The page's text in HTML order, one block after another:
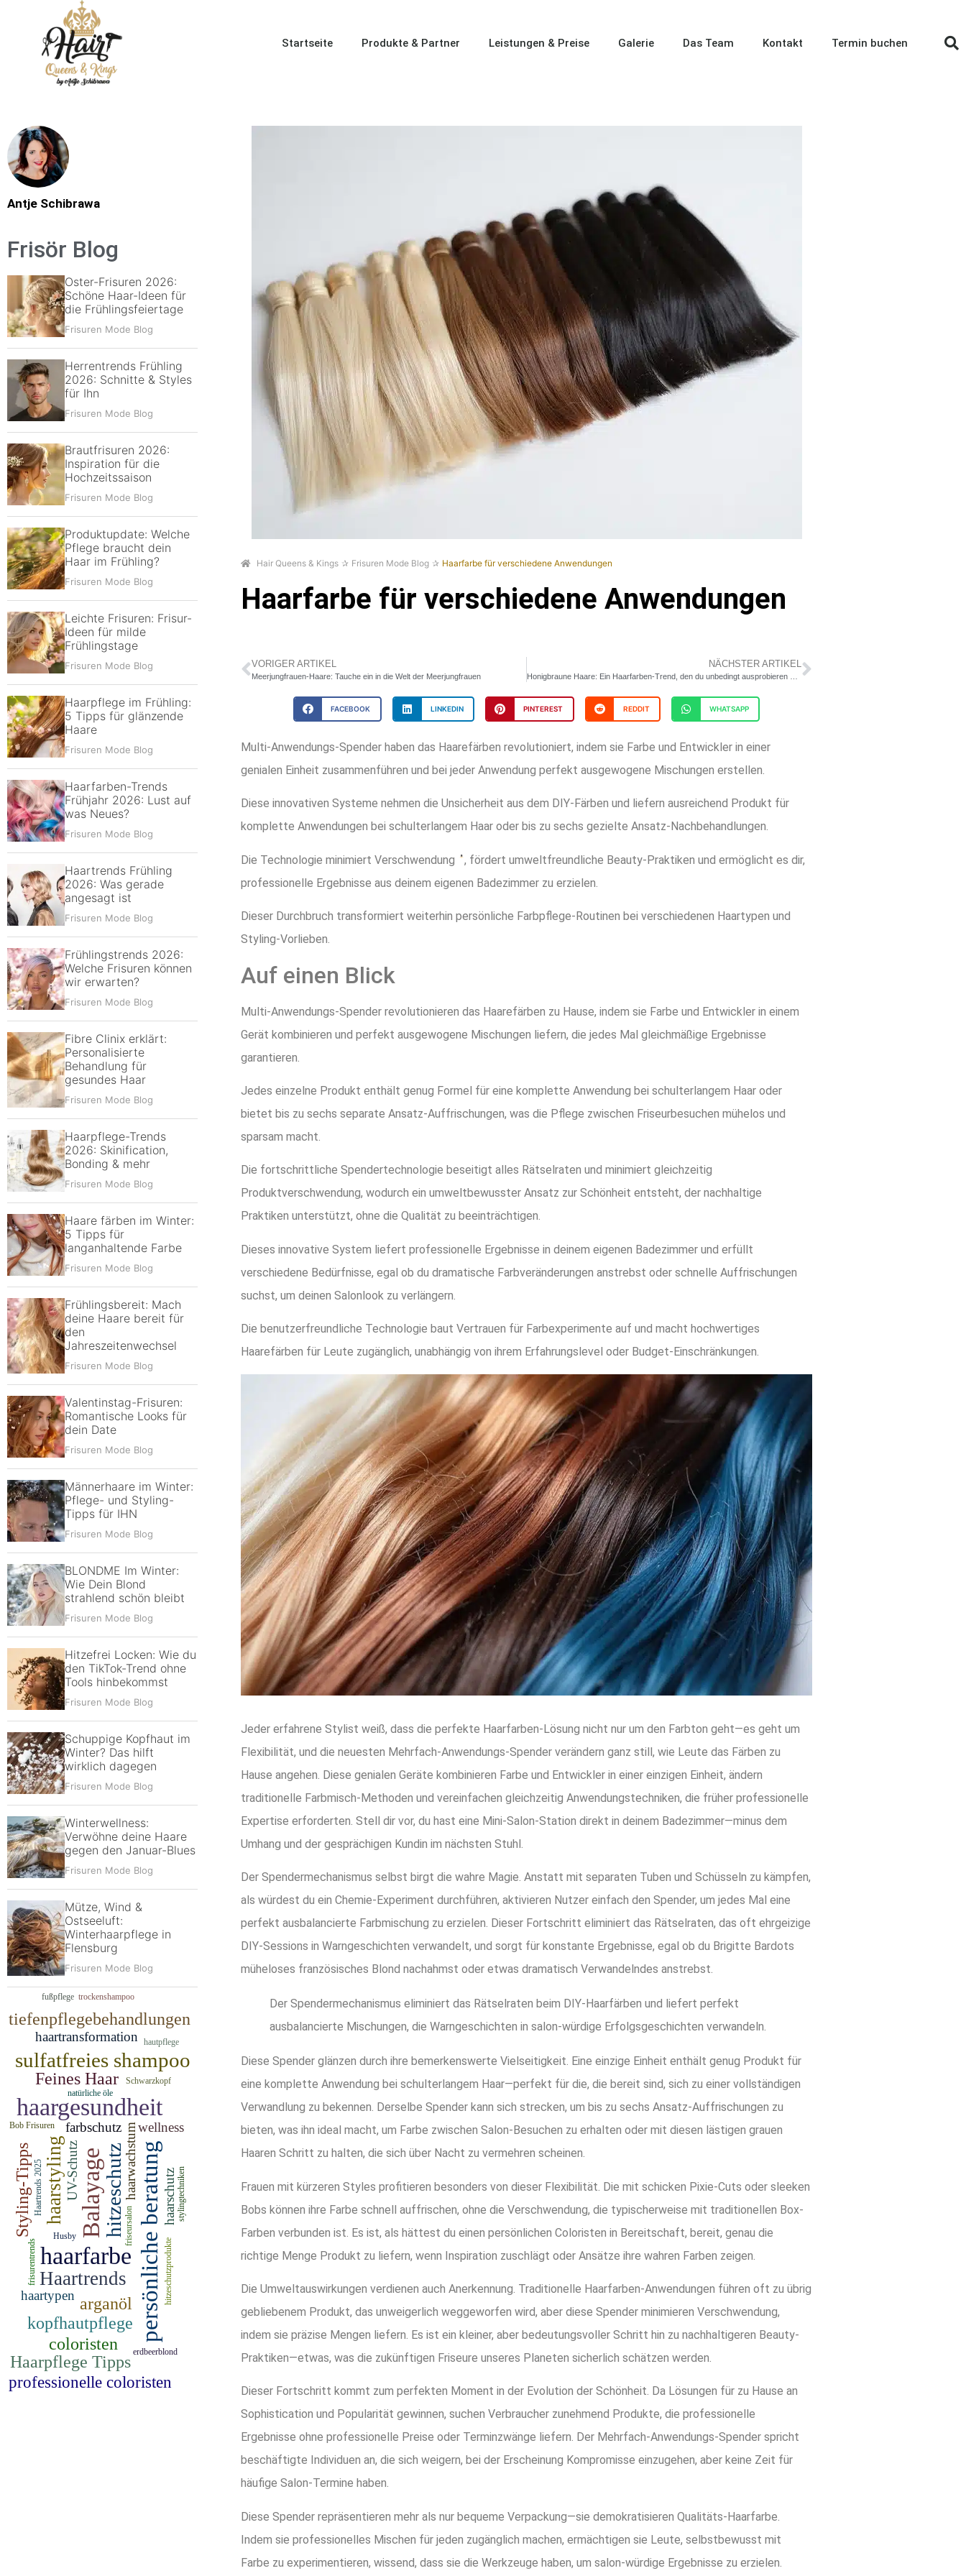
Startseite Produkte & Partner Leistungen & Preise Galerie Das Team Kontakt Termin buchen
Antje Schibrawa
Frisör Blog
Oster-Frisuren 2026:
Schöne Haar-Ideen für
die Frühlingsfeiertage
Frisuren Mode Blog
Herrentrends Frühling
2026: Schnitte & Styles
für Ihn
Frisuren Mode Blog
Brautfrisuren 2026:
Inspiration für die
Hochzeitssaison
Frisuren Mode Blog
Produktupdate: Welche
Pflege braucht dein
Haar im Frühling?
Frisuren Mode Blog
Leichte Frisuren: Frisur-
Ideen für milde
Frühlingstage
Frisuren Mode Blog
Haarpflege im Frühling:
5 Tipps für glänzende
Haare
Frisuren Mode Blog
Haarfarben-Trends
Frühjahr 2026: Lust auf
was Neues?
Frisuren Mode Blog
Haartrends Frühling
2026: Was gerade
angesagt ist
Frisuren Mode Blog
Frühlingstrends 2026:
Welche Frisuren können
wir erwarten?
Frisuren Mode Blog
Fibre Clinix erklärt:
Personalisierte
Behandlung für
gesundes Haar
Frisuren Mode Blog
Haarpflege-Trends
2026: Skinification,
Bonding & mehr
Frisuren Mode Blog
Haare färben im Winter:
5 Tipps für
langanhaltende Farbe
Frisuren Mode Blog
Frühlingsbereit: Mach
deine Haare bereit für
den
Jahreszeitenwechsel
Frisuren Mode Blog
Valentinstag-Frisuren:
Romantische Looks für
dein Date
Frisuren Mode Blog
Männerhaare im Winter:
Pflege- und Styling-
Tipps für IHN
Frisuren Mode Blog
BLONDME Im Winter:
Wie Dein Blond
strahlend schön bleibt
Frisuren Mode Blog
Hitzefrei Locken: Wie du
den TikTok-Trend ohne
Tools hinbekommst
Frisuren Mode Blog
Schuppige Kopfhaut im
Winter? Das hilft
wirklich dagegen
Frisuren Mode Blog
Winterwellness:
Verwöhne deine Haare
gegen den Januar-Blues
Frisuren Mode Blog
Mütze, Wind &
Ostseeluft:
Winterhaarpflege in
Flensburg
Frisuren Mode Blog
Hair Queens & Kings Frisuren Mode Blog Haarfarbe für verschiedene Anwendungen
Haarfarbe für verschiedene Anwendungen
VORIGER ARTIKEL
Meerjungfrauen-Haare: Tauche ein in die Welt der Meerjungfrauen
NÄCHSTER ARTIKEL
FACEBOOK LINKEDIN PINTEREST REDDIT WHATSAPP
Multi-Anwendungs-Spender haben das Haarefärben revolutioniert, indem sie Farbe und Entwickler in einer
genialen Einheit zusammenführen und bei jeder Anwendung perfekt ausgewogene Mischungen erstellen.
Diese innovativen Systeme nehmen die Unsicherheit aus dem DIY-Färben und liefern ausreichend Produkt für
komplette Anwendungen bei schulterlangem Haar oder bis zu sechs gezielte Ansatz-Nachbehandlungen.
Die Technologie minimiert Verschwendung
, fördert umweltfreundliche Beauty-Praktiken und ermöglicht es dir,
professionelle Ergebnisse aus deinem eigenen Badezimmer zu erzielen.
Dieser Durchbruch transformiert weiterhin persönliche Farbpflege-Routinen bei verschiedenen Haartypen und
Styling-Vorlieben.
Auf einen Blick
Multi-Anwendungs-Spender revolutionieren das Haarefärben zu Hause, indem sie Farbe und Entwickler in einem
Gerät kombinieren und perfekt ausgewogene Mischungen liefern, die jedes Mal gleichmäßige Ergebnisse
garantieren.
Jedes einzelne Produkt enthält genug Formel für eine komplette Anwendung bei schulterlangem Haar oder
bietet bis zu sechs separate Ansatz-Auffrischungen, was die Pflege zwischen Friseurbesuchen mühelos und
sparsam macht.
Die fortschrittliche Spendertechnologie beseitigt alles Rätselraten und minimiert gleichzeitig
Produktverschwendung, wodurch ein umweltbewusster Ansatz zur Schönheit entsteht, der nachhaltige
Praktiken unterstützt, ohne die Qualität zu beeinträchtigen.
Dieses innovative System liefert professionelle Ergebnisse in deinem eigenen Badezimmer und erfüllt
verschiedene Bedürfnisse, egal ob du dramatische Farbveränderungen anstrebst oder schnelle Auffrischungen
suchst, um deinen Salonlook zu verlängern.
Die benutzerfreundliche Technologie baut Vertrauen für Farbexperimente auf und macht hochwertiges
Haarefärben für Leute zugänglich, unabhängig von ihrem Erfahrungslevel oder Budget-Einschränkungen.
Jeder erfahrene Stylist weiß, dass die perfekte Haarfarben-Lösung nicht nur um den Farbton geht—es geht um
Flexibilität, und die neuesten Mehrfach-Anwendungs-Spender verändern ganz still, wie Leute das Färben zu
Hause angehen. Diese genialen Geräte kombinieren Farbe und Entwickler in einer einzigen Einheit, ändern
traditionelle Farbmisch-Methoden und vereinfachen gleichzeitig Anwendungstechniken, die früher professionelle
Expertise erforderten. Stell dir vor, du hast eine Mini-Salon-Station direkt in deinem Badezimmer—minus dem
Umhang und der gesprächigen Kundin im nächsten Stuhl.
Der Spendermechanismus selbst birgt die wahre Magie. Anstatt mit separaten Tuben und Schüsseln zu kämpfen,
als würdest du ein Chemie-Experiment durchführen, aktivieren Nutzer einfach den Spender, um jedes Mal eine
perfekt ausbalancierte Farbmischung zu erzielen. Dieser Fortschritt eliminiert das Rätselraten, das oft ehrgeizige
DIY-Sessions in Warngeschichten verwandelt, und sorgt für konstante Ergebnisse, egal ob du Brigitte Bardots
müheloses französisches Blond nachahmst oder etwas dramatisch Verwandelndes anstrebst.
Der Spendermechanismus eliminiert das Rätselraten beim DIY-Haarfärben und liefert perfekt
ausbalancierte Mischungen, die Warngeschichten in salon-würdige Erfolgsgeschichten verwandeln.
Diese Spender glänzen durch ihre bemerkenswerte Vielseitigkeit. Eine einzige Einheit enthält genug Produkt für
eine komplette Anwendung bei schulterlangem Haar—perfekt für die, die bereit sind, sich zu einer vollständigen
Verwandlung zu bekennen. Derselbe Spender kann sich strecken, um bis zu sechs Ansatz-Auffrischungen zu
bieten, was ihn ideal macht, um Farbe zwischen Salon-Besuchen zu erhalten oder mit diesen lästigen grauen
Haaren Schritt zu halten, die sich über Nacht zu vermehren scheinen.
Frauen mit kürzeren Styles profitieren besonders von dieser Flexibilität. Die mit schicken Pixie-Cuts oder sleeken
Bobs können ihre Farbe schnell auffrischen, ohne die Verschwendung, die typischerweise mit traditionellen Box-
Farben verbunden ist. Es ist, als hättest du einen persönlichen Coloristen in Bereitschaft, bereit, genau die
richtige Menge Produkt zu liefern, wenn Inspiration zuschlägt oder Ansätze ihre wahren Farben zeigen.
Die Umweltauswirkungen verdienen auch Anerkennung. Traditionelle Haarfarben-Anwendungen führen oft zu übrig
gebliebenem Produkt, das unweigerlich weggeworfen wird, aber diese Spender minimieren Verschwendung,
indem sie präzise Mengen liefern. Es ist ein kleiner, aber bedeutungsvoller Schritt hin zu nachhaltigeren Beauty-
Praktiken—etwas, was die zukünftigen Friseure unseres Planeten sicherlich schätzen werden.
Dieser Fortschritt kommt zum perfekten Moment in der Evolution der Schönheit. Da Lösungen für zu Hause an
Sophistication und Popularität gewinnen, suchen Verbraucher zunehmend Produkte, die professionelle
Ergebnisse ohne professionelle Preise oder Terminzwänge liefern. Der Mehrfach-Anwendungs-Spender spricht
beschäftigte Individuen an, die sich weigern, bei der Erscheinung Kompromisse einzugehen, aber keine Zeit für
häufige Salon-Termine haben.
Diese Spender repräsentieren mehr als nur bequeme Verpackung—sie demokratisieren Qualitäts-Haarfarbe.
Indem sie professionelles Mischen für jeden zugänglich machen, ermächtigen sie Leute, selbstbewusst mit
Farbe zu experimentieren, wissend, dass sie die Werkzeuge haben, um salon-würdige Ergebnisse zu erzielen.